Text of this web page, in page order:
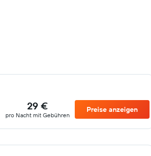
29 €
pro Nacht mit Gebühren
Preise anzeigen